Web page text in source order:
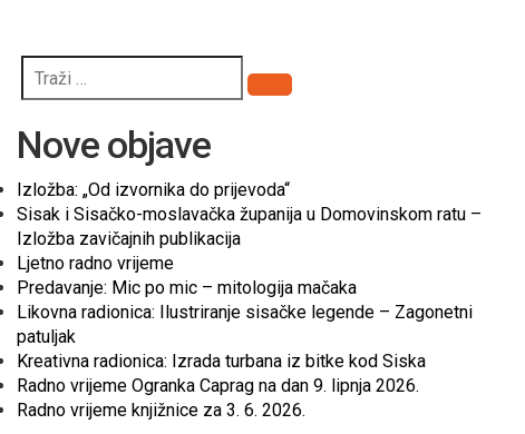
Pretraži
Nove objave
Izložba: „Od izvornika do prijevoda“
Sisak i Sisačko-moslavačka županija u Domovinskom ratu –
Izložba zavičajnih publikacija
Ljetno radno vrijeme
Predavanje: Mic po mic – mitologija mačaka
Likovna radionica: Ilustriranje sisačke legende – Zagonetni
patuljak
Kreativna radionica: Izrada turbana iz bitke kod Siska
Radno vrijeme Ogranka Caprag na dan 9. lipnja 2026.
Radno vrijeme knjižnice za 3. 6. 2026.